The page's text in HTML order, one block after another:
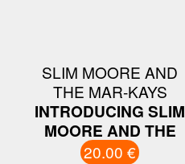
SLIM MOORE AND
THE MAR-KAYS
INTRODUCING SLIM
MOORE AND THE
20.00 €